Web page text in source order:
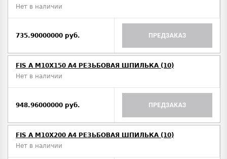
Нет в наличии
735.90000000 руб. ПРЕДЗАКАЗ
FIS A M10Х150 A4 РЕЗЬБОВАЯ ШПИЛЬКА (10)
Нет в наличии
948.96000000 руб. ПРЕДЗАКАЗ
FIS A M10Х200 A4 РЕЗЬБОВАЯ ШПИЛЬКА (10)
Нет в наличии